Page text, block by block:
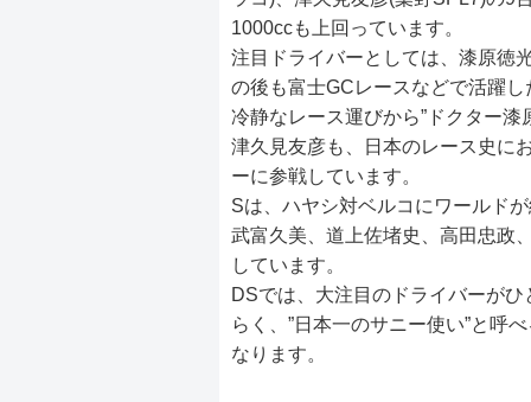
1000ccも上回っています。
注目ドライバーとしては、漆原徳
の後も富士GCレースなどで活躍
冷静なレース運びから”ドクター漆
津久見友彦も、日本のレース史に
ーに参戦しています。
Sは、ハヤシ対ベルコにワールド
武富久美、道上佐堵史、高田忠政
しています。
DSでは、大注目のドライバーが
らく、”日本一のサニー使い”と呼
なります。